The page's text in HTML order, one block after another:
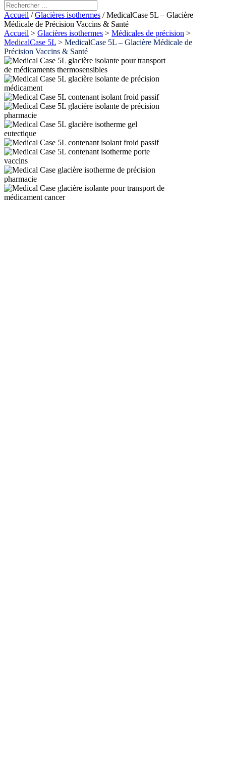
Accueil /Glacières isothermes / MedicalCase 5L – Glacière
Médicale de Précision Vaccins & Santé
Accueil > Glacières isothermes > Médicales de précision >
MedicalCase 5L > MedicalCase 5L – Glacière Médicale de
Précision Vaccins & Santé